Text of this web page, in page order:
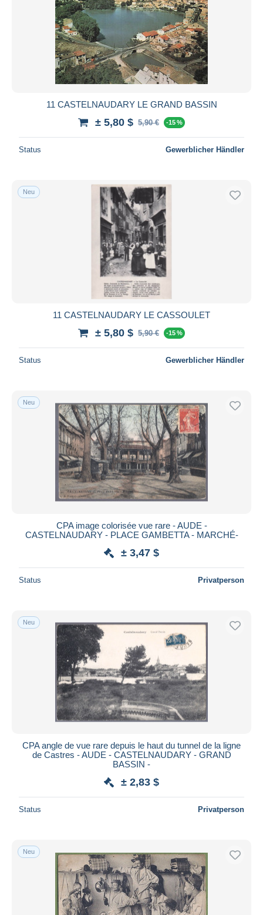
11 CASTELNAUDARY LE GRAND BASSIN
± 5,80 $ 5,90 € -15 %
Status Gewerblicher Händler
Neu
11 CASTELNAUDARY LE CASSOULET
± 5,80 $ 5,90 € -15 %
Status Gewerblicher Händler
Neu
CPA image colorisée vue rare - AUDE -
CASTELNAUDARY - PLACE GAMBETTA - MARCHÉ-
± 3,47 $
Status Privatperson
Neu
CPA angle de vue rare depuis le haut du tunnel de la ligne
de Castres - AUDE - CASTELNAUDARY - GRAND
BASSIN -
± 2,83 $
Status Privatperson
Neu